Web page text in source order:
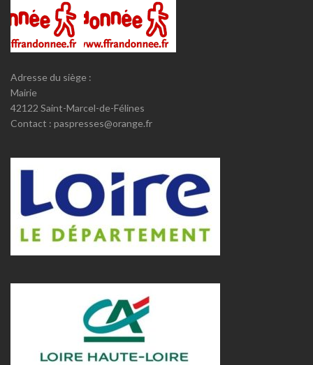
Adresse du siège :
Mairie
42122 Saint-Marcel-de-Félines
Contact : paspresses@orange.fr